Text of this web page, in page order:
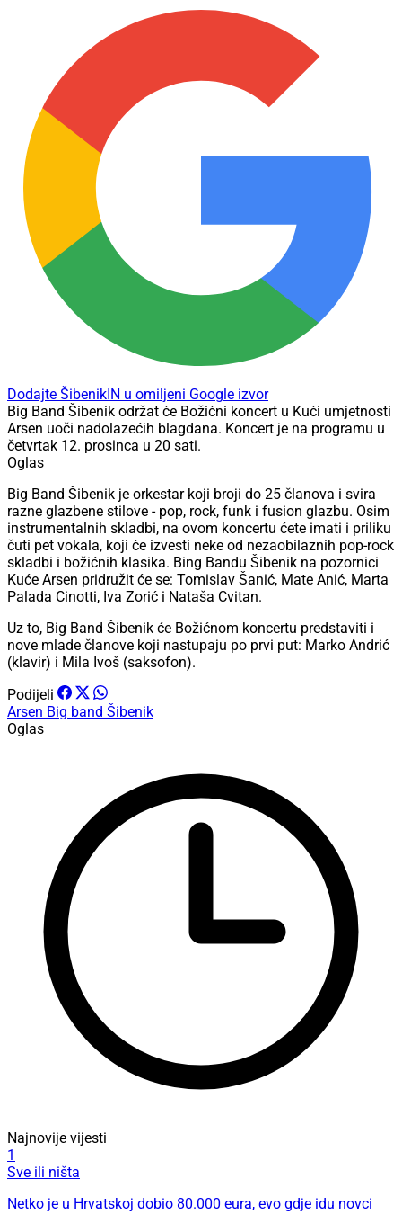
Dodajte ŠibenikIN u omiljeni Google izvor
Big Band Šibenik održat će Božićni koncert u Kući umjetnosti
Arsen uoči nadolazećih blagdana. Koncert je na programu u
četvrtak 12. prosinca u 20 sati.
Oglas
Big Band Šibenik je orkestar koji broji do 25 članova i svira
razne glazbene stilove - pop, rock, funk i fusion glazbu. Osim
instrumentalnih skladbi, na ovom koncertu ćete imati i priliku
čuti pet vokala, koji će izvesti neke od nezaobilaznih pop-rock
skladbi i božićnih klasika. Bing Bandu Šibenik na pozornici
Kuće Arsen pridružit će se: Tomislav Šanić, Mate Anić, Marta
Palada Cinotti, Iva Zorić i Nataša Cvitan.
Uz to, Big Band Šibenik će Božićnom koncertu predstaviti i
nove mlade članove koji nastupaju po prvi put: Marko Andrić
(klavir) i Mila Ivoš (saksofon).
Podijeli
Arsen Big band Šibenik
Oglas
Najnovije vijesti
1
Sve ili ništa
Netko je u Hrvatskoj dobio 80.000 eura, evo gdje idu novci